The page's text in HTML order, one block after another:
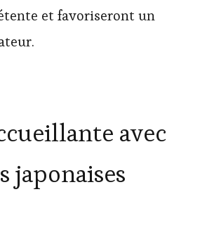
et favoriseront un
avec
japonaises